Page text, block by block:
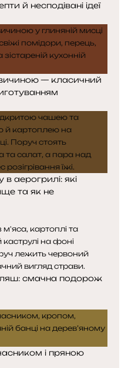
й несподівані ідеї
— класичний
аерогрилі: які
та як не
смачна подорож
і пряною